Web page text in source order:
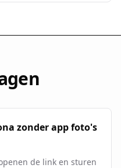
zonder app foto's
de link en sturen